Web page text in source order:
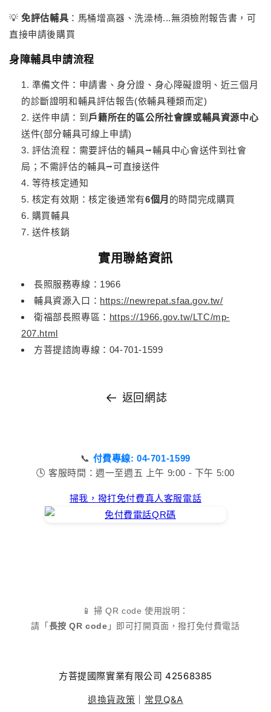
💡免評估輔具 ：馬桶增高器、洗澡椅...無須檢附報告書，可
直接申請後購買
身障輔具申請流程
準備文件：申請書、身分證、身心障礙證明、近三個月
的診斷證明和輔具評估報告(依輔具種類而定)
送件申請：到 戶籍所在的區公所社會課或輔具資源中心
送件(部分輔具可線上申請)
評估流程：需要評估的輔具⭢輔具中心會送件到社會
局；不需評估的輔具⭢可直接送件
等待核定通知
核定有效期：核定後通常有6個月 的時間完成購買
購買輔具
送件核銷
實用聯絡資訊
長照服務專線：1966
輔具資源入口： https://newrepat.sfaa.gov.tw/
衛福部長照專區： https://1966.gov.tw/LTC/mp-
207.html
方菩提諮詢專線：04-701-1599
返回網誌
📞 付費專線: 04-701-1599
🕓 客服時間：週一至週五 上午 9:00 - 下午 5:00
掃我，撥打免付費真人客服電話
📱 掃 QR code 使用說明：
請「 長按 QR code 」即可打開頁面，撥打免付費電話
方菩提國際實業有限公司 42568385
退換貨政策 常見Q&A